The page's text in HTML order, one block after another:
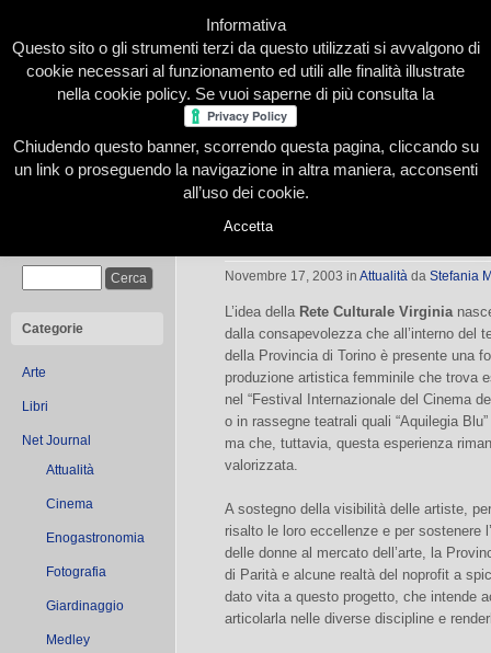
Home Presentazione Redazione Le nostre firme
Categorie
Arte
Libri
Net Journal
Attualità
Cinema
Enogastronomia
Fotografia
Giardinaggio
Medley
Parte la sfida di “Virginia”
Novembre 17, 2003 in Attualità da Stefania
L’idea della Rete Culturale Virginia
dalla consapevolezza che all’interno del
della Provincia di Torino è presente una
produzione artistica femminile che trova
nel “Festival Internazionale del Cinema
o in rassegne teatrali quali “Aquilegia Blu”
ma che, tuttavia, questa esperienza
valorizzata.
A sostegno della visibilità delle artiste,
risalto le loro eccellenze e per sostenere
delle donne al mercato dell’arte, la
di Parità e alcune realtà del noprofit a
dato vita a questo progetto, che intende
articolarla nelle diverse discipline e
Informativa
Questo sito o gli strumenti terzi da questo utilizzati si avvalgono di
cookie necessari al funzionamento ed utili alle finalità illustrate
nella cookie policy. Se vuoi saperne di più consulta la
Chiudendo questo banner, scorrendo questa pagina, cliccando su
un link o proseguendo la navigazione in altra maniera, acconsenti
all’uso dei cookie.
Accetta